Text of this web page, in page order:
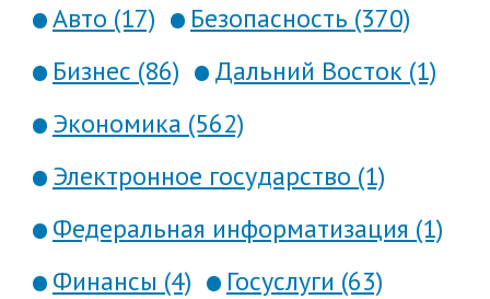
Авто (17)
Безопасность (370)
Бизнес (86)
Дальний Восток (1)
Экономика (562)
Электронное государство (1)
Федеральная информатизация (1)
Финансы (4)
Госуслуги (63)